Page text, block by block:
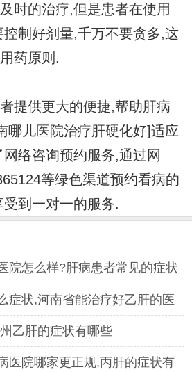
的治疗,但是患者在使用
制好剂量,千万不要贪多,这
药原则.
供更大的便捷,帮助肝病
哪儿医院治疗肝硬化好]适应
络咨询预约服务,通过网
等绿色渠道预约看病的
到一对一的服务.
院怎么样?肝病患者常见的症状
症状,河南省能治疗好乙肝的医
乙肝的症状有哪些
医院哪家更正规,丙肝的症状有